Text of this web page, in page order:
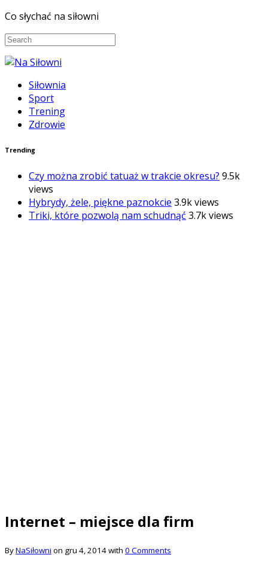
Co słychać na siłowni
Siłownia
Sport
Trening
Zdrowie
Trending
Czy można zrobić tatuaż w trakcie okresu? 9.5k
views
Hybrydy, żele, piękne paznokcie 3.9k views
Triki, które pozwolą nam schudnąć 3.7k views
Internet – miejsce dla firm
ByNaSiłowni on gru 4, 2014 with 0 Comments